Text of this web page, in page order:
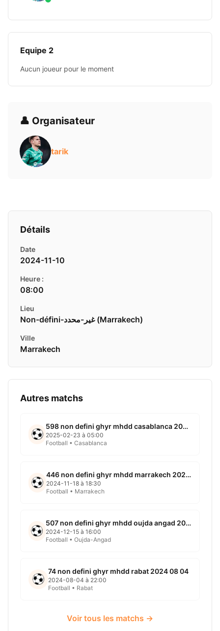
Equipe 2
Aucun joueur pour le moment
👤 Organisateur
tarik
Détails
Date
2024-11-10
Heure :
08:00
Lieu
Non-défini-غير-محدد ( Marrakech)
Ville
Marrakech
Autres matchs
598 non defini ghyr mhdd casablanca 2025 02 23
2025-02-23 à 05:00
Football • Casablanca
446 non defini ghyr mhdd marrakech 2024 11 18
2024-11-18 à 18:30
Football • Marrakech
507 non defini ghyr mhdd oujda angad 2024 12 15
2024-12-15 à 16:00
Football • Oujda-Angad
74 non defini ghyr mhdd rabat 2024 08 04
2024-08-04 à 22:00
Football • Rabat
Voir tous les matchs →